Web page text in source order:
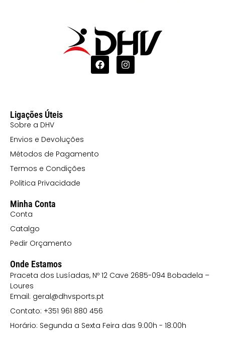
Ligações Úteis
Sobre a DHV
Envios e Devoluções
Métodos de Pagamento
Termos e Condições
Politica Privacidade
Minha Conta
Conta
Catalgo
Pedir Orçamento
Onde Estamos
Praceta dos Lusíadas, Nº 12 Cave 2685-094 Bobadela –
Loures
Email: geral@dhvsports.pt
Contato: +351 961 880 456
Horário: Segunda a Sexta Feira das 9:00h - 18:00h